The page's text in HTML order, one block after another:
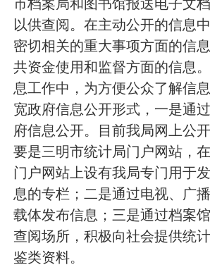
市档案局和图书馆报送电子文
以供查阅。在主动公开的信息
密切相关的重大事项方面的信
共资金使用和监督方面的信息
息工作中，为方便公众了解信
宽政府信息公开形式，一是通
府信息公开。目前我局网上公
要是三明市统计局门户网站，
门户网站上设有我局专门用于
息的专栏；二是通过电视、广
载体发布信息；三是通过档案
查阅场所，积极向社会提供统
鉴类资料。